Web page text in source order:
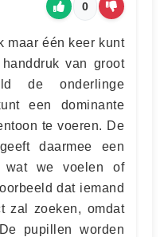
0
maar één keer kunt
van groot
de onderlinge
een dominante
te voeren. De
daarmee een
wat we voelen of
dat iemand
zal zoeken, omdat
pupillen worden